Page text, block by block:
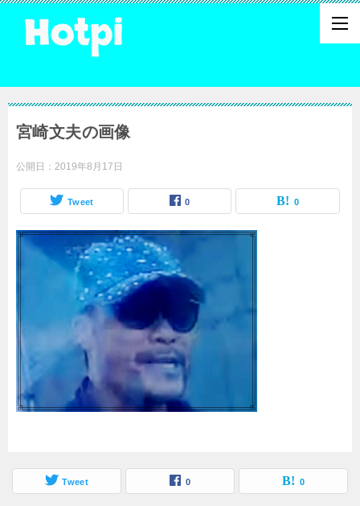
宮崎文夫の画像
公開日： 2019年8月17日
Tweet 0 0
Tweet 0 0